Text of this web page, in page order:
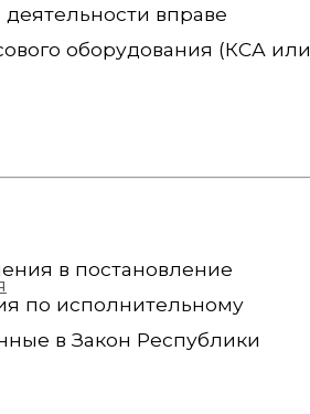
вправе
оборудования (КСА или
в постановление
по исполнительному
в Закон Республики